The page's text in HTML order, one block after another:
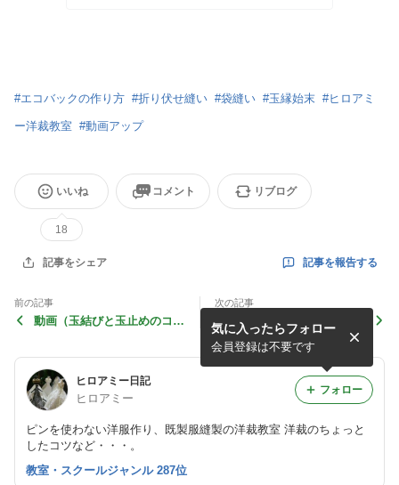
#エコバックの作り方 #折り伏せ縫い #袋縫い #玉縁始末 #ヒロアミ
ー洋裁教室 #動画アップ
いいね
18
コメント リブログ
記事をシェア 記事を報告する
前の記事
動画（玉結びと玉止めのコ
次の記事
動画をどうにか・・・。
ヒロアミー日記
ヒロアミー
ピンを使わない洋服作り、既製服縫製の洋裁教室 洋裁のちょっと
したコツなど・・・。
気に入ったらフォロー
会員登録は不要です
フォロー
教室・スクールジャンル 287位